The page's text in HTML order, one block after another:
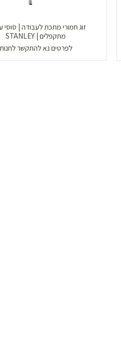
זוג חמורי מתכת לעבודה | סוסי
מתקפלים | STANLEY
לפרטים נא להתקשר